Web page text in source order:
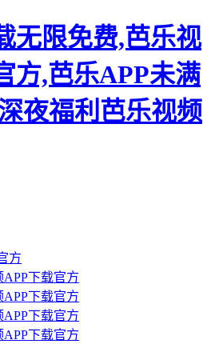
无限免费,芭乐视
方,芭乐APP未满
夜福利芭乐视频
方
下载官方
下载官方
APP下载官方
下载官方